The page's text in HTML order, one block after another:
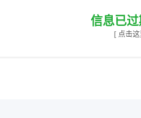
信息已
[ 点击